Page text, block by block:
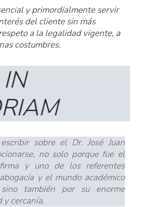
y primordialmente servir
del cliente sin más
a la legalidad vigente, a
costumbres.
sobre el Dr. José Juan
no solo porque fue el
y uno de los referentes
y el mundo académico
también por su enorme
y cercanía.